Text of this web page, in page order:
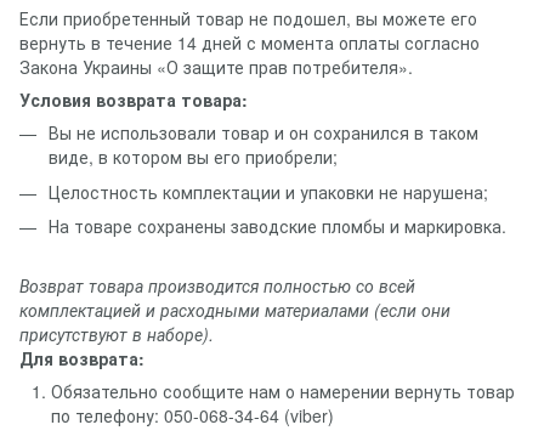
Если приобретенный товар не подошел, вы можете его
вернуть в течение 14 дней с момента оплаты согласно
Закона Украины «О защите прав потребителя».
Условия возврата товара:
Вы не использовали товар и он сохранился в таком
виде, в котором вы его приобрели;
Целостность комплектации и упаковки не нарушена;
На товаре сохранены заводские пломбы и маркировка.
Возврат товара производится полностью со всей
комплектацией и расходными материалами (если они
присутствуют в наборе).
Для возврата:
Обязательно сообщите нам о намерении вернуть товар
по телефону: 050-068-34-64 (viber)